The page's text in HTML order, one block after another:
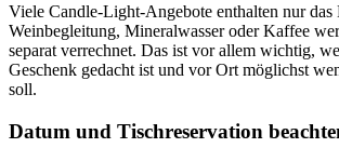
Viele Candle-Light-Angebote enthalten nur das
Weinbegleitung, Mineralwasser oder Kaffee
separat verrechnet. Das ist vor allem wichtig,
Geschenk gedacht ist und vor Ort möglichst
soll.
Datum und Tischreservation